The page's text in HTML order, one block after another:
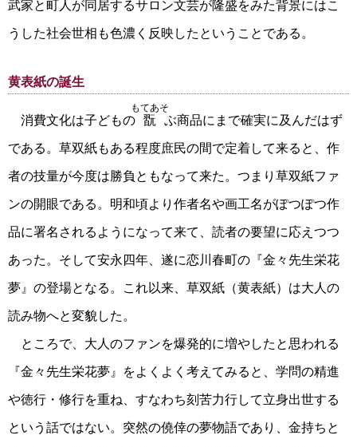
武家と町人が同居するサロン文芸が隆盛をみた背景にはこ
うした社会世相も色濃く反映したということである。
黄表紙の誕生
消費文化は子どもの 翫
もてあそ
ぶ商品にまで確実に及んだはず
である。草双紙もある程度庶民の間で定着して来ると、作
者の技量が今度は勝負ともなって来た。つまり草双紙ファ
ンの開眼である。明和頃より作者名や画工名がぽつぽつ作
品に署名されるようになって来て、読者の要望に応えつつ
あった。そして安永四年、遂に恋川春町の『金々先生栄花
夢』の登場となる。これ以来、草双紙（黄表紙）は大人の
読み物へと変貌した。
ところで、大人のファンを爆発的に増やしたと思われる
『金々先生栄花夢』をよくよく考えてみると、学問の精進
や徳行・修行を重ね、すなわち刻苦力行して立身出世する
という話ではない。突然の僥倖の夢物語であり、金持ちと